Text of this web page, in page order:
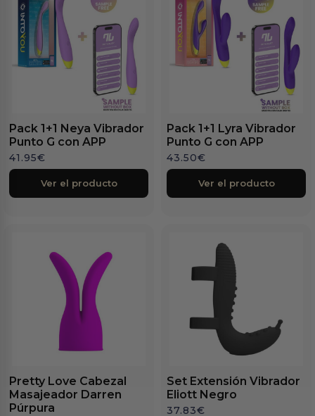
Pack 1+1 Neya Vibrador
Punto G con APP
41.95€
Ver el producto
Pack 1+1 Lyra Vibrador
Punto G con APP
43.50€
Ver el producto
Pretty Love Cabezal
Masajeador Darren
Púrpura
Set Extensión Vibrador
Eliott Negro
37.83€